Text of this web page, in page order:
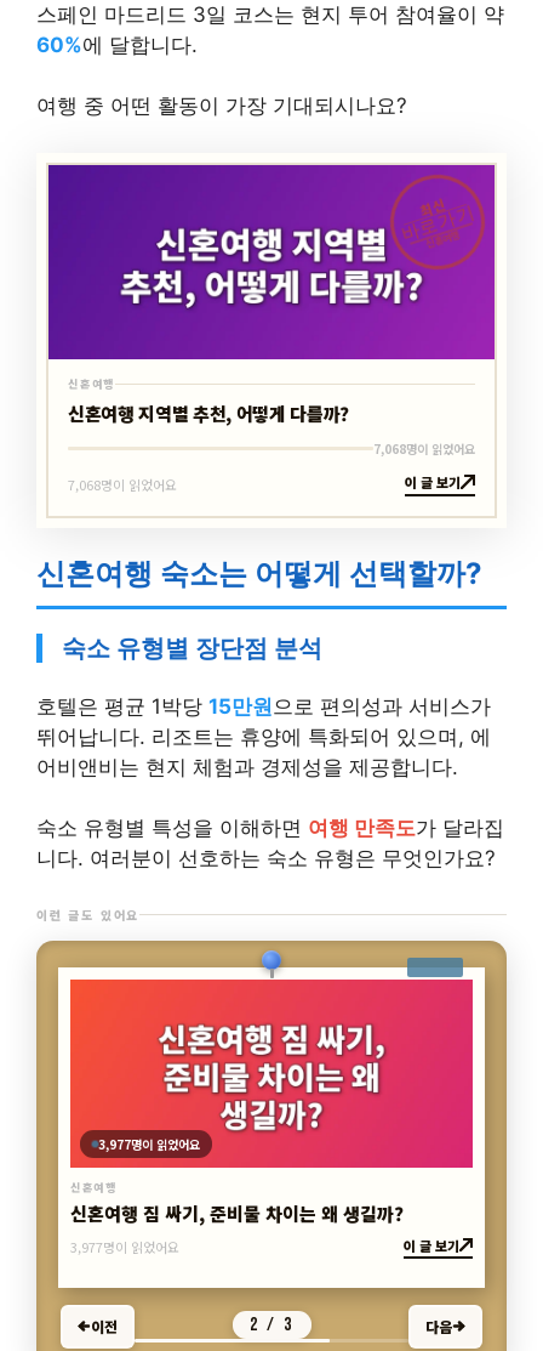
스페인 마드리드 3일 코스는 현지 투어 참여율이 약
60%에 달합니다.
여행 중 어떤 활동이 가장 기대되시나요?
최신
바로가기
신혼여행
신혼여행
신혼여행 지역별 추천, 어떻게 다를까?
7,068명이 읽었어요
7,068명이 읽었어요 이 글 보기
신혼여행 숙소는 어떻게 선택할까?
숙소 유형별 장단점 분석
호텔은 평균 1박당 15만원 으로 편의성과 서비스가
뛰어납니다. 리조트는 휴양에 특화되어 있으며, 에
어비앤비는 현지 체험과 경제성을 제공합니다.
숙소 유형별 특성을 이해하면 여행 만족도가 달라집
니다. 여러분이 선호하는 숙소 유형은 무엇인가요?
이런 글도 있어요
3,977명이 읽었어요
신혼여행
신혼여행 짐 싸기, 준비물 차이는 왜 생길까?
3,977명이 읽었어요 이 글 보기
이전 2 / 3 다음